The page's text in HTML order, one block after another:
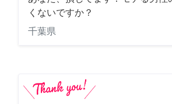
くないですか？
千葉県